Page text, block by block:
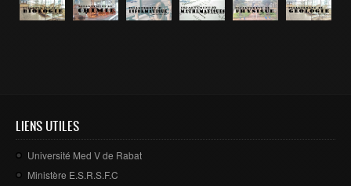
LIENS UTILES
Université Med V de Rabat
Ministère E.S.R.S.F.C